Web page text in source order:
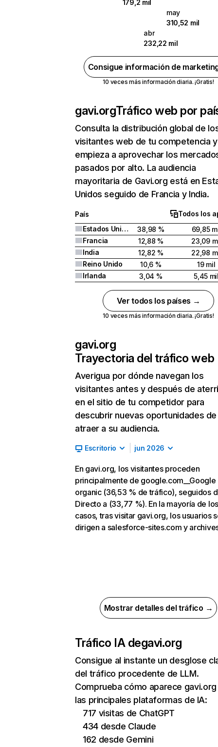
179,2 mil
may
310,52 mil
abr
232,22 mil
Consigue información de
10 veces más información diaria. ¡Gratis!
gavi.orgTráfico web por
Consulta la distribución global de
visitantes web de tu competencia y
empieza a aprovechar los
pasados por alto. La audiencia
mayoritaria de Gavi.org está en
Unidos seguido de Francia y India.
País
Todos los
Estados Unidos
38,98 %
69,85
Francia
12,88 %
23,09
India
12,82 %
22,98
Reino Unido
10,6 %
19 mil
Irlanda
3,04 % 5,45
Ver todos los países →
10 veces más información diaria. ¡Gratis!
gavi.org
Trayectoria del tráfico web
Averigua por dónde navegan los
visitantes antes y después de
en el sitio de tu competidor para
descubrir nuevas oportunidades de
atraer a su audiencia.
Escritorio jun 2026
En gavi.org, los visitantes proceden
principalmente de google.com__Google
organic (36,53 % de tráfico), seguidos
Directo a (33,77 %). En la mayoría de los
casos, tras visitar gavi.org, los usuarios
dirigen a salesforce-sites.com y
Mostrar detalles del tráfico →
Tráfico IA degavi.org
Consigue al instante un desglose
del tráfico procedente de LLM.
Comprueba cómo aparece gavi.org
las principales plataformas de IA:
717 visitas de ChatGPT
434 desde Claude
162 desde Gemini